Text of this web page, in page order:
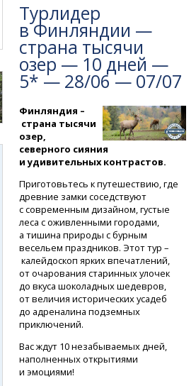
Турлидер
в Финляндии —
страна тысячи
озер — 10 дней —
5* — 28/06 — 07/07
Финляндия –
страна тысячи
озер,
северного сияния
и удивительных контрастов.
Приготовьтесь к путешествию, где
древние замки соседствуют
с современным дизайном, густые
леса с оживленными городами,
а тишина природы с бурным
весельем праздников. Этот тур –
калейдоскоп ярких впечатлений,
от очарования старинных улочек
до вкуса шоколадных шедевров,
от величия исторических усадеб
до адреналина подземных
приключений.
Вас ждут 10 незабываемых дней,
наполненных открытиями
и эмоциями!